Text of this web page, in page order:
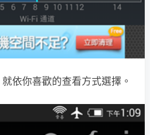
依你喜歡的查看方式選擇。